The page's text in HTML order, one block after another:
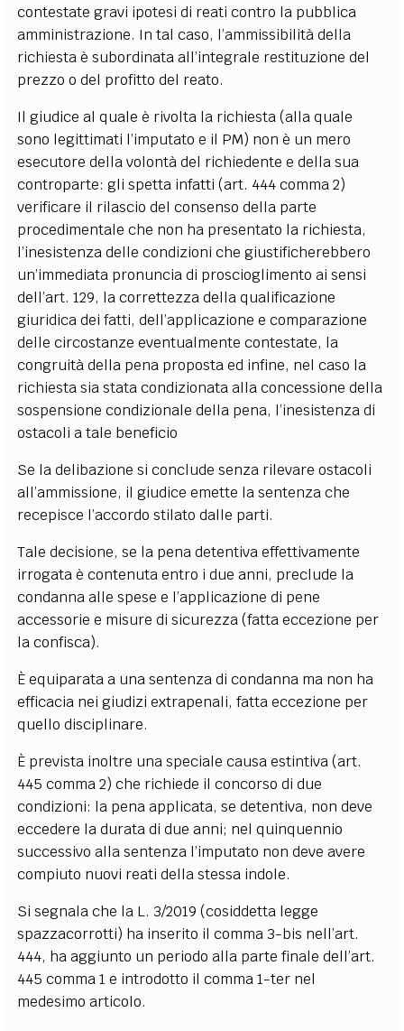
contestate gravi ipotesi di reati contro la pubblica
amministrazione. In tal caso, l’ammissibilità della
richiesta è subordinata all’integrale restituzione del
prezzo o del profitto del reato.
Il giudice al quale è rivolta la richiesta (alla quale
sono legittimati l’imputato e il PM) non è un mero
esecutore della volontà del richiedente e della sua
controparte: gli spetta infatti (art. 444 comma 2)
verificare il rilascio del consenso della parte
procedimentale che non ha presentato la richiesta,
l’inesistenza delle condizioni che giustificherebbero
un’immediata pronuncia di proscioglimento ai sensi
dell’art. 129, la correttezza della qualificazione
giuridica dei fatti, dell’applicazione e comparazione
delle circostanze eventualmente contestate, la
congruità della pena proposta ed infine, nel caso la
richiesta sia stata condizionata alla concessione della
sospensione condizionale della pena, l’inesistenza di
ostacoli a tale beneficio
Se la delibazione si conclude senza rilevare ostacoli
all’ammissione, il giudice emette la sentenza che
recepisce l’accordo stilato dalle parti.
Tale decisione, se la pena detentiva effettivamente
irrogata è contenuta entro i due anni, preclude la
condanna alle spese e l’applicazione di pene
accessorie e misure di sicurezza (fatta eccezione per
la confisca).
È equiparata a una sentenza di condanna ma non ha
efficacia nei giudizi extrapenali, fatta eccezione per
quello disciplinare.
È prevista inoltre una speciale causa estintiva (art.
445 comma 2) che richiede il concorso di due
condizioni: la pena applicata, se detentiva, non deve
eccedere la durata di due anni; nel quinquennio
successivo alla sentenza l’imputato non deve avere
compiuto nuovi reati della stessa indole.
Si segnala che la L. 3/2019 (cosiddetta legge
spazzacorrotti) ha inserito il comma 3-bis nell’art.
444, ha aggiunto un periodo alla parte finale dell’art.
445 comma 1 e introdotto il comma 1-ter nel
medesimo articolo.